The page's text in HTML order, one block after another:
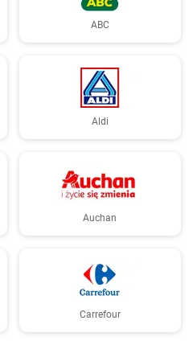
ABC
Aldi
Auchan
Carrefour